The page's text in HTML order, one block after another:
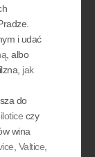
i udać
, albo
jak
do
czy
wina
Valtice